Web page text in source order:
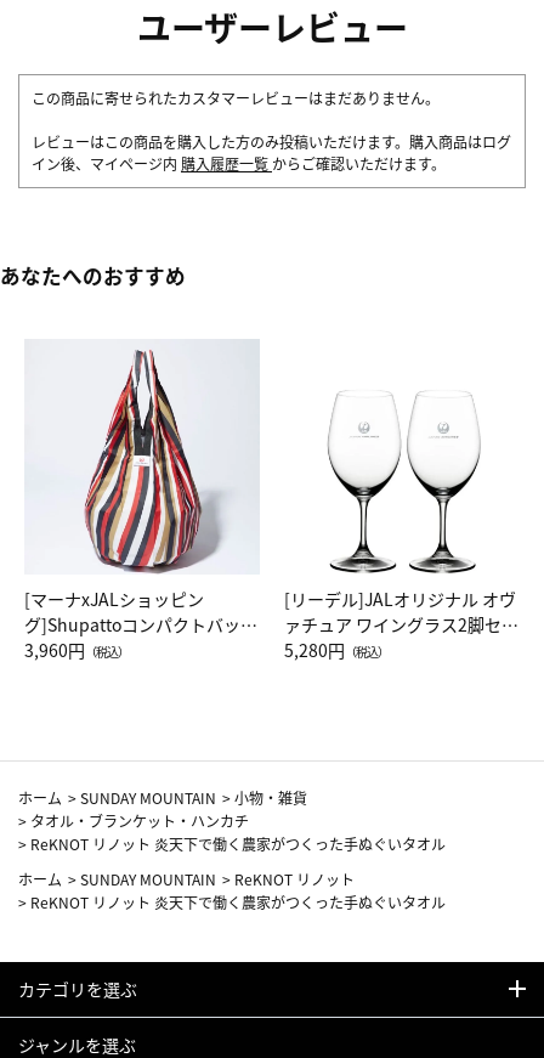
ユーザーレビュー
この商品に寄せられたカスタマーレビューはまだありません。
レビューはこの商品を購入した方のみ投稿いただけます。購入商品はログ
イン後、マイページ内 購入履歴一覧 からご確認いただけます。
あなたへのおすすめ
[マーナxJALショッピン
グ]Shupattoコンパクトバッグ
Drop JAL客室乗務員（LC）ス
3,960円 （税込）
[リーデル]JALオリジナル オヴ
ァチュア ワイングラス2脚セッ
ト（レッドワイン）
5,280円 （税込）
ホーム >SUNDAY MOUNTAIN >小物・雑貨
> タオル・ブランケット・ハンカチ
> ReKNOT リノット 炎天下で働く農家がつくった手ぬぐいタオル
ホーム >SUNDAY MOUNTAIN > ReKNOT リノット
> ReKNOT リノット 炎天下で働く農家がつくった手ぬぐいタオル
カテゴリを選ぶ
ジャンルを選ぶ